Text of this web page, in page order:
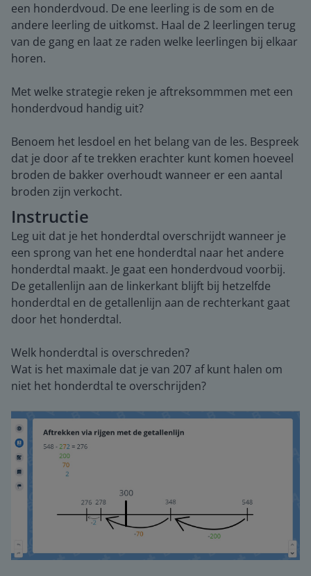
een honderdvoud. De ene leerling is de som en de
andere leerling de uitkomst. Haal de 2 leerlingen terug
van de gang en laat ze raden welke leerlingen bij elkaar
horen.
Met welke strategie reken je aftreksommmen met een
honderdvoud handig uit?
Benoem het lesdoel en het belang van de les. Bespreek
dat je door af te trekken erachter kunt komen hoeveel
broden de bakker overhoudt wanneer er een aantal
broden zijn verkocht.
Instructie
Leg uit dat je het honderdtal overschrijdt wanneer je
een sprong van het ene honderdtal naar het andere
honderdtal maakt. Je gaat een honderdvoud voorbij.
De getallenlijn aan de linkerkant blijft bij hetzelfde
honderdtal en de getallenlijn aan de rechterkant gaat
door het honderdtal.
Welk honderdtal is overschreden?
Wat is het maximale dat je van 207 af kunt halen om
niet het honderdtal te overschrijden?